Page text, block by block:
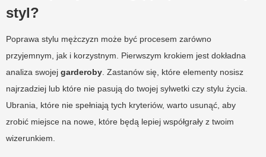
styl?
Poprawa stylu mężczyzn może być procesem zarówno
przyjemnym, jak i korzystnym. Pierwszym krokiem jest dokładna
analiza swojej garderoby . Zastanów się, które elementy nosisz
najrzadziej lub które nie pasują do twojej sylwetki czy stylu życia.
Ubrania, które nie spełniają tych kryteriów, warto usunąć, aby
zrobić miejsce na nowe, które będą lepiej współgrały z twoim
wizerunkiem.